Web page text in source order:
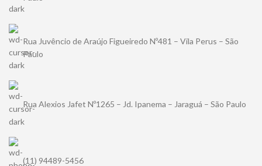
Rua Juvêncio de Araújo Figueiredo Nº481 – Vila Perus – São
Paulo
Rua Alexios Jafet Nº1265 – Jd. Ipanema – Jaraguá – São Paulo
(11) 94489-5456